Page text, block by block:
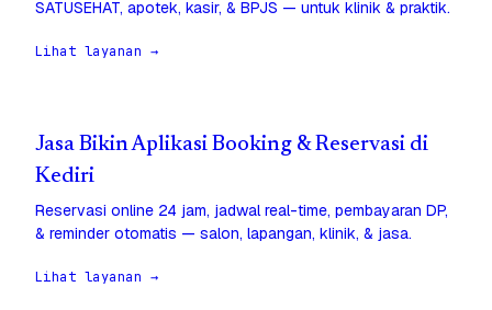
SATUSEHAT, apotek, kasir, & BPJS — untuk klinik & praktik.
Lihat layanan →
Jasa Bikin Aplikasi Booking & Reservasi di
Kediri
Reservasi online 24 jam, jadwal real-time, pembayaran DP,
& reminder otomatis — salon, lapangan, klinik, & jasa.
Lihat layanan →